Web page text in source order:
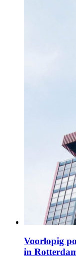
Voorlopig
in